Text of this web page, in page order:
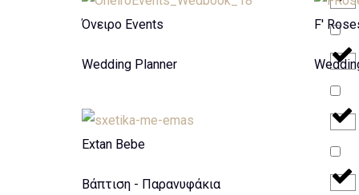
Όνειρο Events
Wedding Planner
F'
Extan Bebe
Βάπτιση - Παρανυφάκια